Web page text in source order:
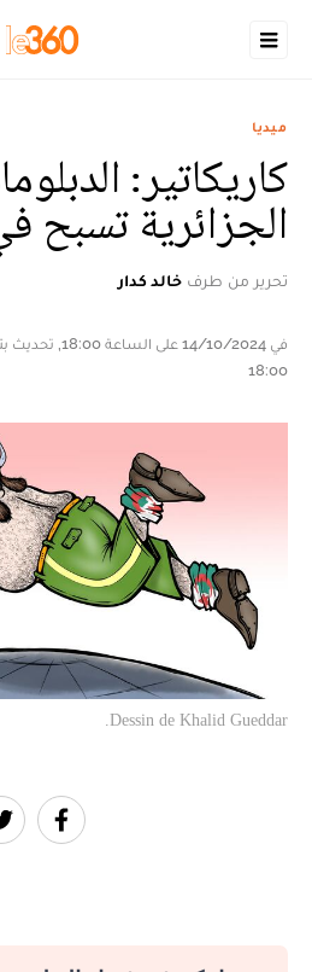
ميديا
كاريكاتير:
الجزائرية تسبح
تحرير من طرف خالد كدار
18:00
Dessin de Khalid Gueddar.